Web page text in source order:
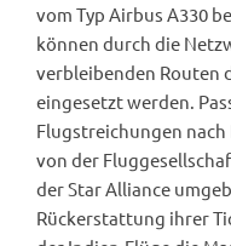
vom Typ Airbus A330
können durch die
verbleibenden Routen
eingesetzt werden.
Flugstreichungen
von der
der Star Alliance
Rückerstattung ihrer